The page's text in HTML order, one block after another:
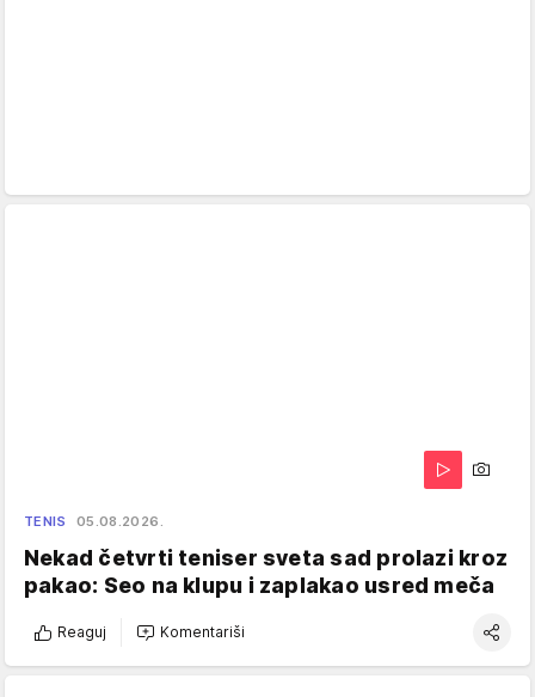
TENIS 05.08.2026.
Nekad četvrti teniser sveta sad prolazi kroz
pakao: Seo na klupu i zaplakao usred meča
Reaguj Komentariši